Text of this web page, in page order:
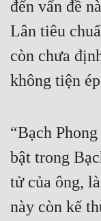
đến vấn đề
Lân tiêu
còn chưa
không tiện
“Bạch
bật trong
tử của ông,
này còn kế